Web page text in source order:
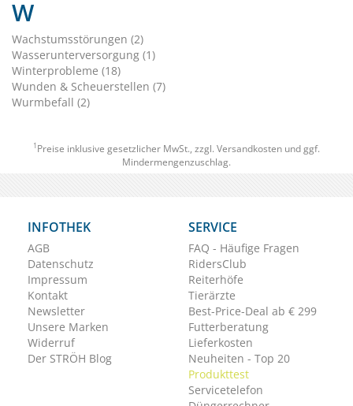
W
Wachstumsstörungen (2)
Wasserunterversorgung (1)
Winterprobleme (18)
Wunden & Scheuerstellen (7)
Wurmbefall (2)
1 Preise inklusive gesetzlicher MwSt., zzgl. Versandkosten und ggf.
Mindermengenzuschlag.
INFOTHEK
AGB
Datenschutz
Impressum
Kontakt
Newsletter
Unsere Marken
Widerruf
Der STRÖH Blog
SERVICE
FAQ - Häufige Fragen
RidersClub
Reiterhöfe
Tierärzte
Best-Price-Deal ab € 299
Futterberatung
Lieferkosten
Neuheiten - Top 20
Produkttest
Servicetelefon